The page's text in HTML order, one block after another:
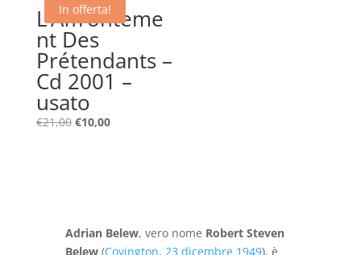
In offerta!
L’Affronteme
nt Des
Prétendants –
Cd 2001 –
usato
€21,00 Il
€10,00Il
Adrian Belew, vero nome Robert Steven
Belew (Covington, 23 dicembre 1949), è